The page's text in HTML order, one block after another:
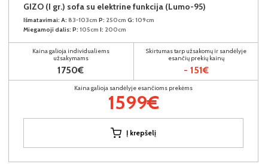
GIZO (I gr.) sofa su elektrine funkcija (Lumo-95)
Išmatavimai: A: 83-103cm P: 250cm G: 109cm
Miegamoji dalis: P: 105cm I: 200cm
Kaina galioja individualiems
užsakymams
1750€
Skirtumas tarp užsakomų ir sandėlyje
esančių prekių kainų
- 151€
Kaina galioja sandėlyje esančioms prekėms
1599€
Į krepšelį